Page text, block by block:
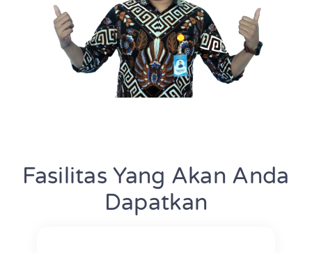
Fasilitas Yang Akan Anda
Dapatkan